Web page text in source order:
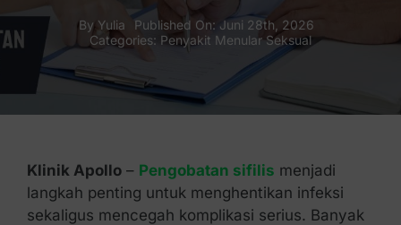
Tanya Apollo
Kontak Kami
By Yulia
Published On: Juni 28th, 2026
Categories: Penyakit Menular Seksual
Klinik Apollo– Pengobatan sifilis menjadi
langkah penting untuk menghentikan infeksi
sekaligus mencegah komplikasi serius. Banyak